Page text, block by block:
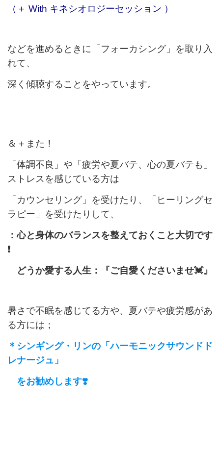
（＋ With キネシオロジーセッション ）
などを進めるときに「フォーカシング」を取り入
れて、
深く傾聴することをやっています。
＆＋また！
「体調不良」や「疲労や夏バテ、心の夏バテも」
ストレスを感じている方は
「カウンセリング」を受けたり、「ヒーリングセ
ラピー」を受けたりして、
：心と身体のバランスを整えておくこと大切です
❗️
どうか愛する人生：『ご自愛くださいませ💓』
暑さで不眠を感じてる方や、夏バテや疲労感があ
る方には；
＊シンギング・リンの「ハーモニックサウンドド
レナージュ」
をお勧めします❣️